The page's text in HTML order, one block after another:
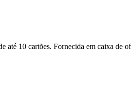
até 10 cartões. Fornecida em caixa